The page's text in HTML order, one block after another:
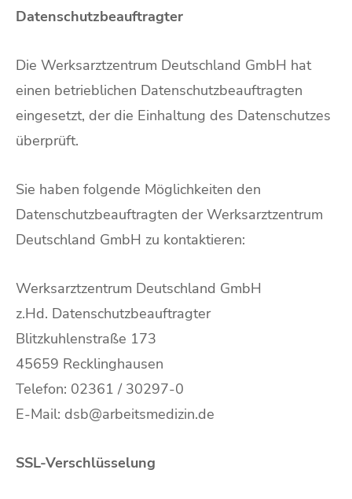
Datenschutzbeauftragter
Die Werksarztzentrum Deutschland GmbH hat
einen betrieblichen Datenschutzbeauftragten
eingesetzt, der die Einhaltung des Datenschutzes
überprüft.
Sie haben folgende Möglichkeiten den
Datenschutzbeauftragten der Werksarztzentrum
Deutschland GmbH zu kontaktieren:
Werksarztzentrum Deutschland GmbH
z.Hd. Datenschutzbeauftragter
Blitzkuhlenstraße 173
45659 Recklinghausen
Telefon: 02361 / 30297-0
E-Mail: dsb@arbeitsmedizin.de
SSL-Verschlüsselung